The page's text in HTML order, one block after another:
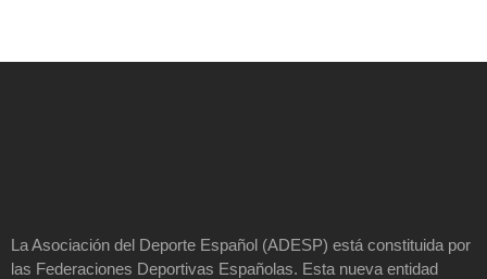
La Asociación del Deporte Español (ADESP) está constituida por
las Federaciones Deportivas Españolas. Esta nueva entidad